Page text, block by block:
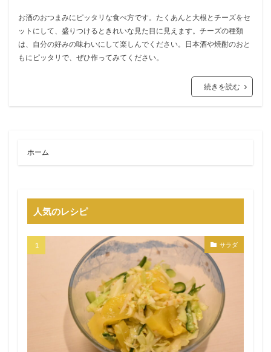
お酒のおつまみにピッタリな食べ方です。たくあんと大根とチーズをセ
ットにして、盛りつけるときれいな見た目に見えます。チーズの種類
は、自分の好みの味わいにして楽しんでください。日本酒や焼酎のおと
もにピッタリで、ぜひ作ってみてください。
続きを読む
ホーム
人気のレシピ
サラダ